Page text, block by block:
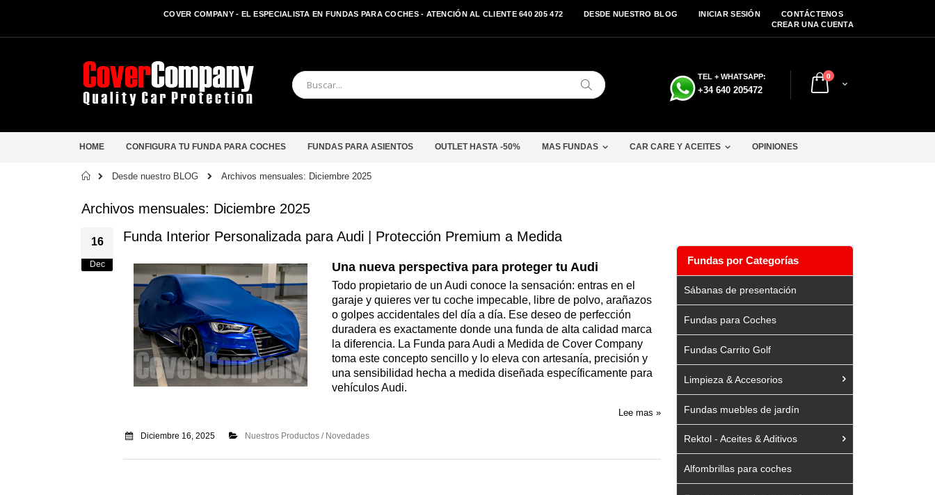
COVER COMPANY - EL ESPECIALISTA EN FUNDAS PARA COCHES - ATENCIÓN AL CLIENTE 640 205 472 DESDE NUESTRO BLOG INICIAR SESIÓN
CONTÁCTENOS
CREAR UNA CUENTA
Cart
0artículos
Buscar
TEL + WHATSAPP:
+34 640 205472
HOME CONFIGURA TU FUNDA PARA COCHES FUNDAS PARA ASIENTOS OUTLET HASTA -50% MAS FUNDAS CAR CARE Y ACEITES OPINIONES
InicioDesde nuestro BLOG Archivos mensuales: Diciembre 2025
Archivos mensuales: Diciembre 2025
16
Dec
Funda Interior Personalizada para Audi | Protección Premium a Medida
Una nueva perspectiva para proteger tu Audi
Todo propietario de un Audi conoce la sensación: entras en el
garaje y quieres ver tu coche impecable, libre de polvo, arañazos
o golpes accidentales del día a día. Ese deseo de perfección
duradera es exactamente donde una funda de alta calidad marca
la diferencia. La Funda para Audi a Medida de Cover Company
toma este concepto sencillo y lo eleva con artesanía, precisión y
una sensibilidad hecha a medida diseñada específicamente para
vehículos Audi.
Lee mas »
Diciembre 16, 2025 Nuestros Productos / Novedades
Fundas por Categorías
Sábanas de presentación
Fundas para Coches
Fundas Carrito Golf
Limpieza & Accesorios
Fundas muebles de jardín
Rektol - Aceites & Aditivos
Alfombrillas para coches